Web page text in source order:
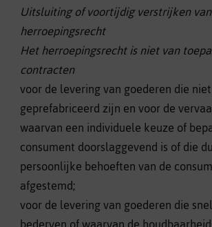
Uitsluiting of voortijdig verstrijken
herroepingsrecht
Het herroepingsrecht is niet van
contracten
voor de levering van goederen die niet
geprefabriceerd zijn en voor de
waarvan een individuele keuze of
consument doorslaggevend is of die
persoonlijke behoeften van de
afgestemd;
voor de levering van goederen die